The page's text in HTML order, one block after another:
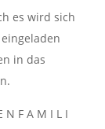
es wird sich
in das
F A M I L I